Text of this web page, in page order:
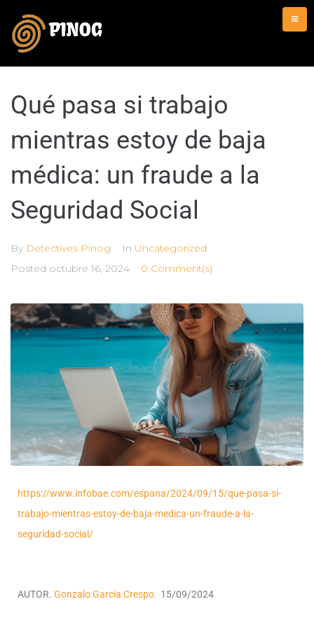
Qué pasa si trabajo
mientras estoy de baja
médica: un fraude a la
Seguridad Social
By Detectives Pinog In Uncategorized
Posted octubre 16, 2024 0 Comment(s)
https://www.infobae.com/espana/2024/09/15/que-pasa-si-
trabajo-mientras-estoy-de-baja-medica-un-fraude-a-la-
seguridad-social/
AUTOR. Gonzalo García Crespo 15/09/2024